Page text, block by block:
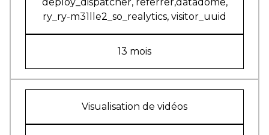
ry_ry-m31lle2_so_realytics, visitor_uuid
13 mois
Visualisation de vidéos